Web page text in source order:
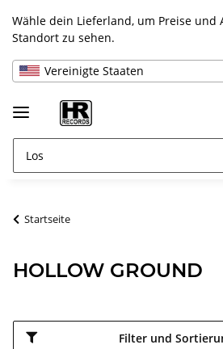
Wähle dein Lieferland, um Preise und
Standort zu sehen.
Vereinigte Staaten
Startseite
HOLLOW GROUND
Filter und